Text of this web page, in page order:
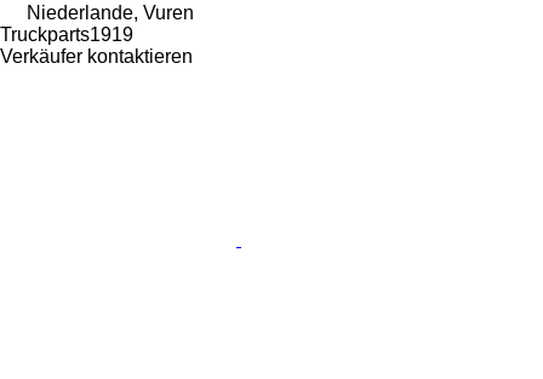
Niederlande, Vuren
Truckparts1919
Verkäufer kontaktieren